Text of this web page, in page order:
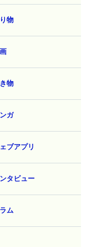
物
物
ガ
ブアプリ
タビュー
ム